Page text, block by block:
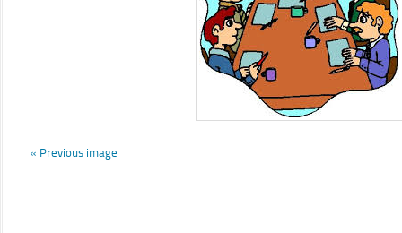
« Previous image